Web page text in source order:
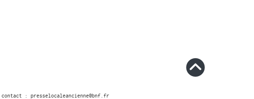
contact : presselocaleancienne@bnf.fr